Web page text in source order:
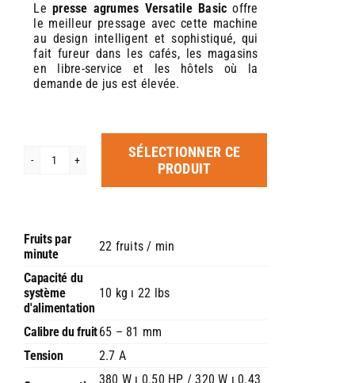
Lepresse agrumes Versatile Basic offre
le meilleur pressage avec cette machine
au design intelligent et sophistiqué, qui
fait fureur dans les cafés, les magasins
en libre-service et les hôtels où la
demande de jus est élevée.
quantité
Basic
SÉLECTIONNER CE
PRODUIT
Fruits par
minute
22 fruits / min
Capacité du
système
d'alimentation
10 kg ı 22 lbs
Calibre du fruit65 – 81 mm
Tension
2.7 A
380 W ı 0.50 HP / 320 W ı 0.43